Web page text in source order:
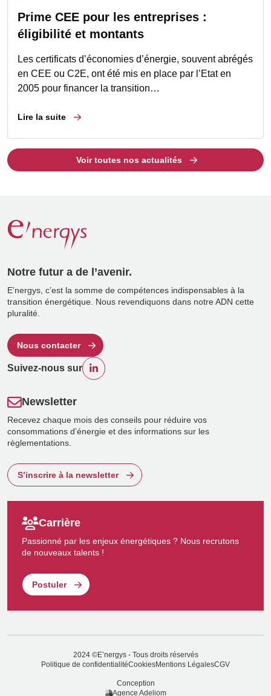
Prime CEE pour les entreprises :
éligibilité et montants
Les certificats d’économies d’énergie, souvent abrégés
en CEE ou C2E, ont été mis en place par l’Etat en
2005 pour financer la transition…
Lire la suite
Voir toutes nos actualités
Notre futur a de l’avenir.
E’nergys, c’est la somme de compétences indispensables à la
transition énergétique. Nous revendiquons dans notre ADN cette
pluralité.
Nous contacter
Suivez-nous sur
Newsletter
Recevez chaque mois des conseils pour réduire vos
consommations d’énergie et des informations sur les
règlementations.
S’inscrire à la newsletter
Carrière
Passionné par les enjeux énergétiques ? Nous recrutons
de nouveaux talents !
Postuler
2024 ©E’nergys - Tous droits réservés
Politique de confidentialitéCookiesMentions LégalesCGV
Conception
Agence Adeliom